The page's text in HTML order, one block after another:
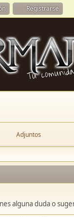
Registrarse
Adjuntos
alguna duda o